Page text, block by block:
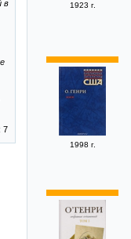
1923 г.
1998 г.
в
7